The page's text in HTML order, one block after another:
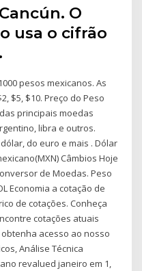
O
usa o cifrão
pesos mexicanos. As
$5, $10. Preço do Peso
principais moedas
libra e outros.
do euro e mais . Dólar
Câmbios Hoje
de Moedas. Peso
Economia a cotação de
de cotações. Conheça
cotações atuais
acesso ao nosso
Análise Técnica
revalued janeiro em 1,